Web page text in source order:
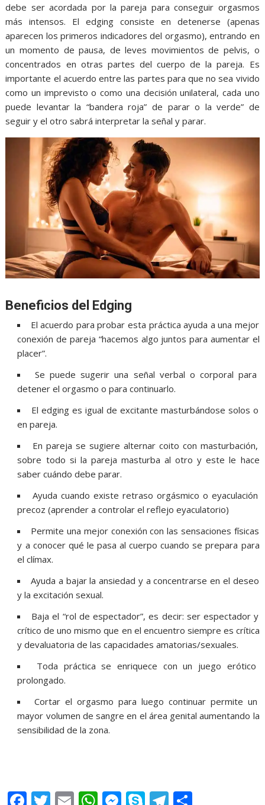
debe ser acordada por la pareja para conseguir orgasmos
más intensos. El edging consiste en detenerse (apenas
aparecen los primeros indicadores del orgasmo), entrando en
un momento de pausa, de leves movimientos de pelvis, o
concentrados en otras partes del cuerpo de la pareja. Es
importante el acuerdo entre las partes para que no sea vivido
como un imprevisto o como una decisión unilateral, cada uno
puede levantar la “bandera roja” de parar o la verde” de
seguir y el otro sabrá interpretar la señal y parar.
Beneficios del Edging
El acuerdo para probar esta práctica ayuda a una mejor
conexión de pareja “hacemos algo juntos para aumentar el
placer”.
Se puede sugerir una señal verbal o corporal para
detener el orgasmo o para continuarlo.
El edging es igual de excitante masturbándose solos o
en pareja.
En pareja se sugiere alternar coito con masturbación,
sobre todo si la pareja masturba al otro y este le hace
saber cuándo debe parar.
Ayuda cuando existe retraso orgásmico o eyaculación
precoz (aprender a controlar el reflejo eyaculatorio)
Permite una mejor conexión con las sensaciones físicas
y a conocer qué le pasa al cuerpo cuando se prepara para
el clímax.
Ayuda a bajar la ansiedad y a concentrarse en el deseo
y la excitación sexual.
Baja el “rol de espectador”, es decir: ser espectador y
crítico de uno mismo que en el encuentro siempre es crítica
y devaluatoria de las capacidades amatorias/sexuales.
Toda práctica se enriquece con un juego erótico
prolongado.
Cortar el orgasmo para luego continuar permite un
mayor volumen de sangre en el área genital aumentando la
sensibilidad de la zona.